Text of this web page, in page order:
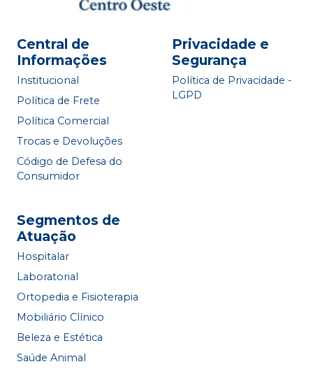
Central de
Informações
Institucional
Política de Frete
Política Comercial
Trocas e Devoluções
Código de Defesa do
Consumidor
Privacidade e
Segurança
Política de Privacidade -
LGPD
Segmentos de
Atuação
Hospitalar
Laboratorial
Ortopedia e Fisioterapia
Mobiliário Clínico
Beleza e Estética
Saúde Animal